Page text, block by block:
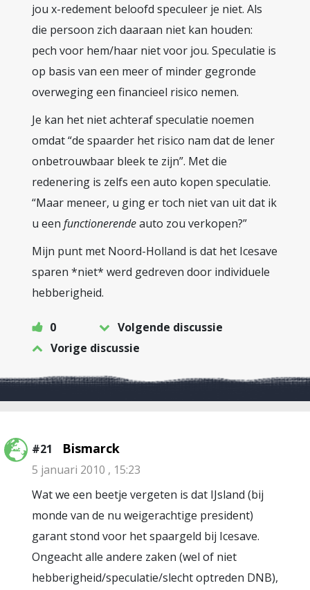
jou x-redement beloofd speculeer je niet. Als
die persoon zich daaraan niet kan houden:
pech voor hem/haar niet voor jou. Speculatie is
op basis van een meer of minder gegronde
overweging een financieel risico nemen.
Je kan het niet achteraf speculatie noemen
omdat “de spaarder het risico nam dat de lener
onbetrouwbaar bleek te zijn”. Met die
redenering is zelfs een auto kopen speculatie.
“Maar meneer, u ging er toch niet van uit dat ik
u een functionerendeauto zou verkopen?”
Mijn punt met Noord-Holland is dat het Icesave
sparen *niet* werd gedreven door individuele
hebberigheid.
0
Volgende discussie
Vorige discussie
#21 Bismarck
5 januari 2010 , 15:23
Wat we een beetje vergeten is dat IJsland (bij
monde van de nu weigerachtige president)
garant stond voor het spaargeld bij Icesave.
Ongeacht alle andere zaken (wel of niet
hebberigheid/speculatie/slecht optreden DNB),